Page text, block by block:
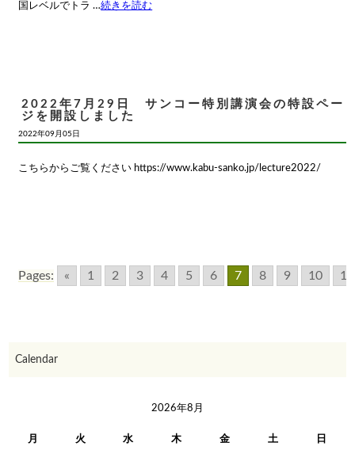
国レベルでトラ …続きを読む
2022年7月29日 サンコー特別講演会の特設ペー
ジを開設しました
2022年09月05日
こちらからご覧ください https://www.kabu-sanko.jp/lecture2022/
Pages: « 1 2 3 4 5 6 7 8 9 10 11
Calendar
2026年8月
月 火 水 木 金 土 日